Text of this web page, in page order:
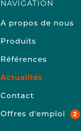
NAVIGATION
A propos de nous
Produits
Références
Actualités
Contact
Offres d'emploi 2